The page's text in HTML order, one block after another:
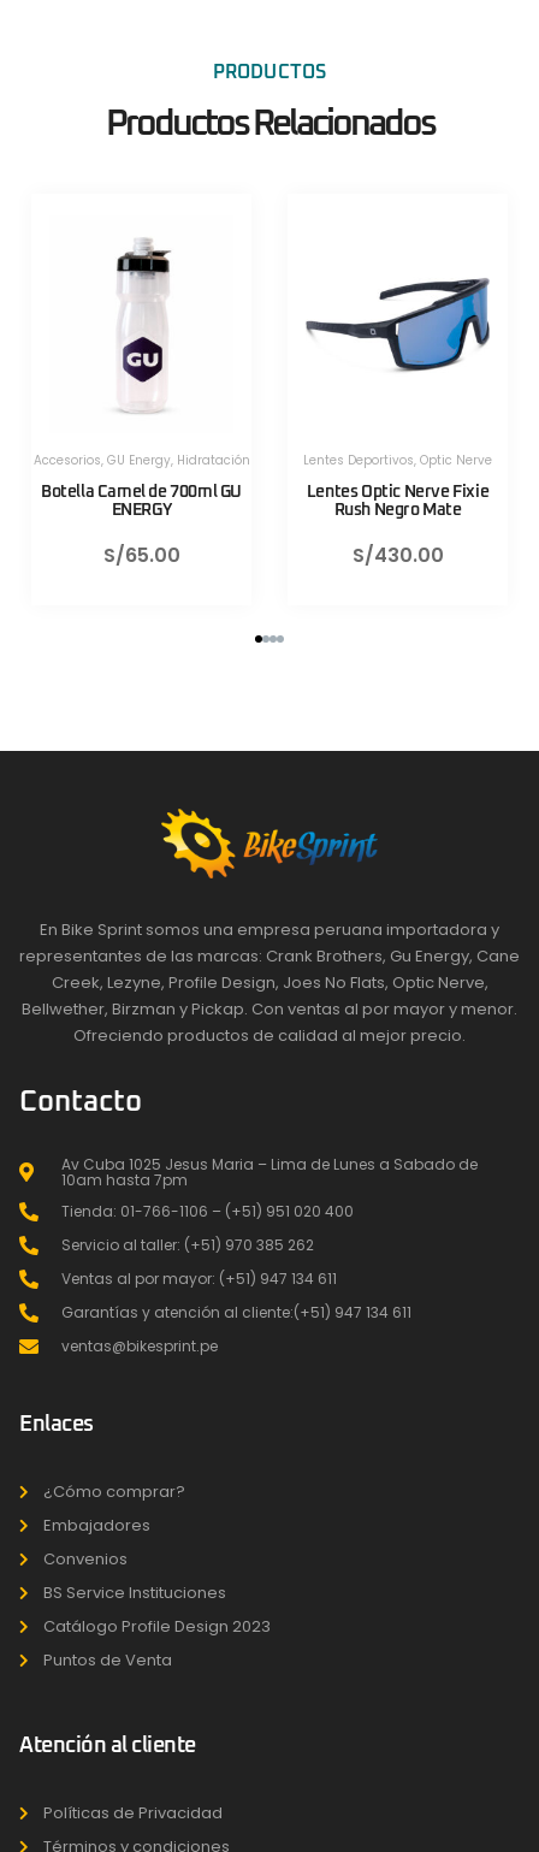
PRODUCTOS
Productos Relacionados
Herramientas,
Válvula CNC TLR Valve pro
S/ 130.00
Herramientas,
Válvula CNC TLR Valve pro
S/ 130.00
En Bike Sprint somos una empresa peruana importadora y
representantes de las marcas: Crank Brothers, Gu Energy, Cane
Creek, Lezyne, Profile Design, Joes No Flats, Optic Nerve,
Bellwether, Birzman y Pickap. Con ventas al por mayor y menor.
Ofreciendo productos de calidad al mejor precio.
Contacto
Av Cuba 1025 Jesus Maria – Lima de Lunes a Sabado de
10am hasta 7pm
Tienda: 01-766-1106 – (+51) 951 020 400
Servicio al taller: (+51) 970 385 262
Ventas al por mayor: (+51) 947 134 611
Garantías y atención al cliente:(+51) 947 134 611
ventas@bikesprint.pe
Enlaces
¿Cómo comprar?
Embajadores
Convenios
BS Service Instituciones
Catálogo Profile Design 2023
Puntos de Venta
Atención al cliente
Políticas de Privacidad
Términos y condiciones